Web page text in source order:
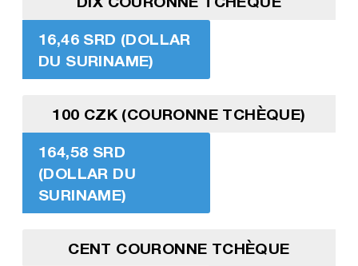
16,46 SRD (DOLLAR
DU SURINAME)
100 CZK (COURONNE TCHÈQUE)
164,58 SRD
(DOLLAR DU
SURINAME)
CENT COURONNE TCHÈQUE